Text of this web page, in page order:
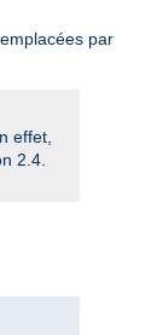
par
effet,
2.4.